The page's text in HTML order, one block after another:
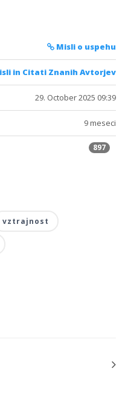
Misli o uspehu
in Citati Znanih Avtorjev
29. October 2025 09:39
9 meseci
897
vztrajnost